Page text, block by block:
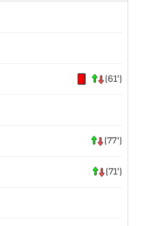
(61')
(77')
(71')